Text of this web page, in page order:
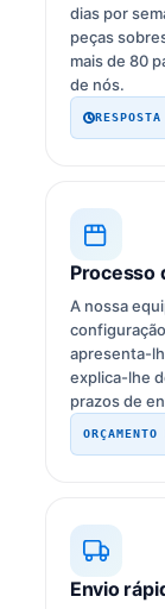
dias por
peças
mais de 80
de nós.
Processo
A nossa
apresenta-
explica-lhe
prazos de
Envio